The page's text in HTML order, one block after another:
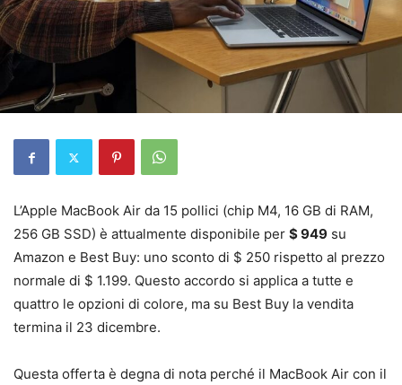
L’Apple MacBook Air da 15 pollici (chip M4, 16 GB di RAM,
256 GB SSD) è attualmente disponibile per $ 949 su
Amazon e Best Buy: uno sconto di $ 250 rispetto al prezzo
normale di $ 1.199. Questo accordo si applica a tutte e
quattro le opzioni di colore, ma su Best Buy la vendita
termina il 23 dicembre.
Questa offerta è degna di nota perché il MacBook Air con il